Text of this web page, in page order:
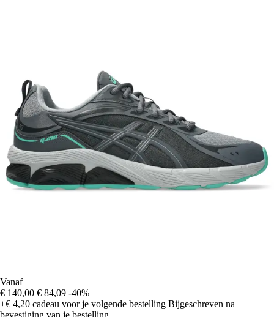
Vanaf
€ 140,00 € 84,09 -40%
+€ 4,20 cadeau voor je volgende bestelling Bijgeschreven na
bevestiging van je bestelling